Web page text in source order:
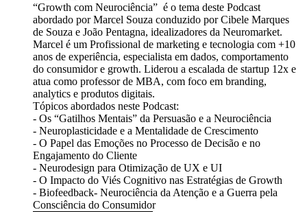
“Growth com Neurociência” é o tema deste Podcast
abordado por Marcel Souza conduzido por Cibele Marques
de Souza e João Pentagna, idealizadores da Neuromarket.
Marcel é um Profissional de marketing e tecnologia com +10
anos de experiência, especialista em dados, comportamento
do consumidor e growth. Liderou a escalada de startup 12x e
atua como professor de MBA, com foco em branding,
analytics e produtos digitais.
Tópicos abordados neste Podcast:
- Os “Gatilhos Mentais” da Persuasão e a Neurociência
- Neuroplasticidade e a Mentalidade de Crescimento
- O Papel das Emoções no Processo de Decisão e no
Engajamento do Cliente
- Neurodesign para Otimização de UX e UI
- O Impacto do Viés Cognitivo nas Estratégias de Growth
- Biofeedback- Neurociência da Atenção e a Guerra pela
Consciência do Consumidor